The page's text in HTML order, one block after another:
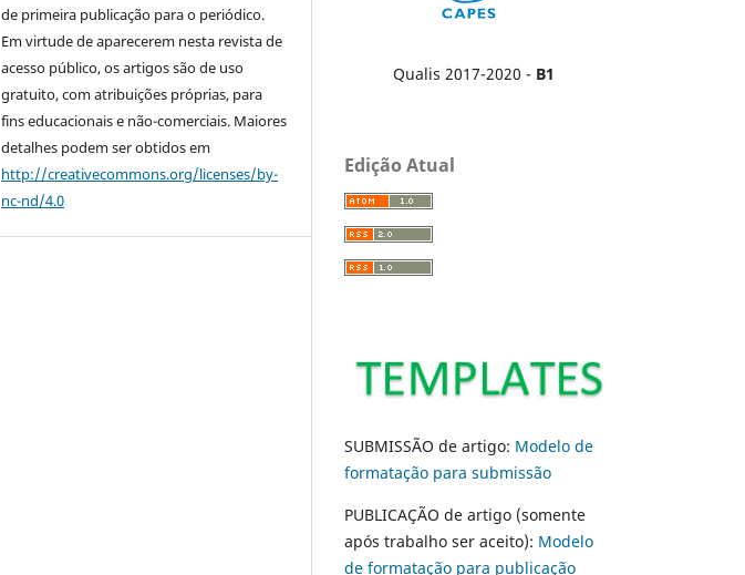
de primeira publicação para o periódico.
Em virtude de aparecerem nesta revista de
acesso público, os artigos são de uso
gratuito, com atribuições próprias, para
fins educacionais e não-comerciais. Maiores
detalhes podem ser obtidos em
http://creativecommons.org/licenses/by-
nc-nd/4.0
Qualis 2017-2020 - B1
Edição Atual
SUBMISSÃO de artigo: Modelo de
formatação para submissão
PUBLICAÇÃO de artigo (somente
após trabalho ser aceito): Modelo
de formatação para publicação